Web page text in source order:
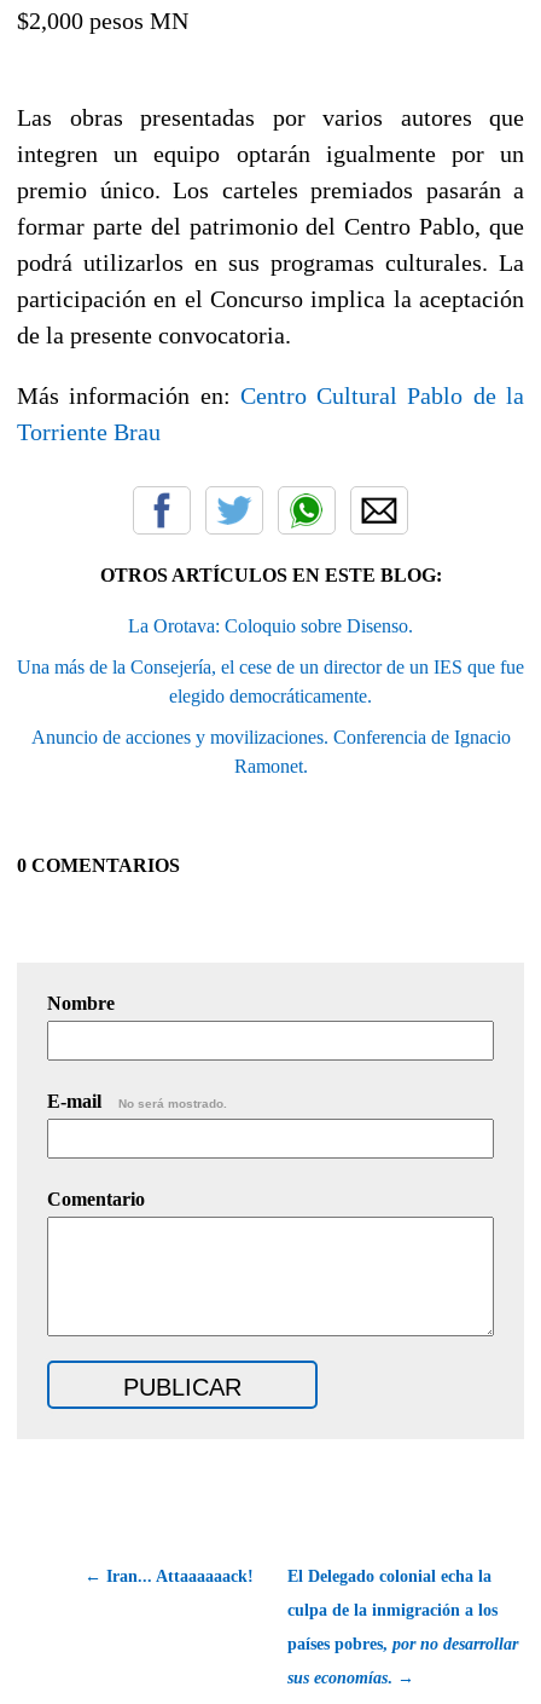
$2,000 pesos MN
Las obras presentadas por varios autores que
integren un equipo optarán igualmente por un
premio único. Los carteles premiados pasarán a
formar parte del patrimonio del Centro Pablo, que
podrá utilizarlos en sus programas culturales. La
participación en el Concurso implica la aceptación
de la presente convocatoria.
Más información en: Centro Cultural Pablo de la
Torriente Brau
OTROS ARTÍCULOS EN ESTE BLOG:
La Orotava: Coloquio sobre Disenso.
Una más de la Consejería, el cese de un director de un IES que fue
elegido democráticamente.
Anuncio de acciones y movilizaciones. Conferencia de Ignacio
Ramonet.
0 COMENTARIOS
Nombre
E-mail No será mostrado.
Comentario
← Iran... Attaaaaaack!
El Delegado colonial echa la
culpa de la inmigración a los
países pobres, por no desarrollar
sus economías. →